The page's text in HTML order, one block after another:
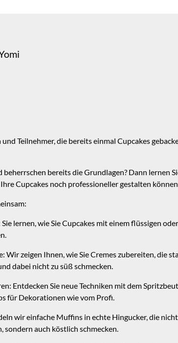
Teilnehmer, die bereits einmal Cupcakes
beherrschen bereits die Grundlagen? Dann lernen
Cupcakes noch professioneller gestalten
lernen, wie Sie Cupcakes mit einem flüssigen oder
Wir zeigen Ihnen, wie Sie Cremes zubereiten, die
dabei nicht zu süß schmecken.
Entdecken Sie neue Techniken mit dem
für Dekorationen wie vom Profi.
wir einfache Muffins in echte Hingucker, die
sondern auch köstlich schmecken.